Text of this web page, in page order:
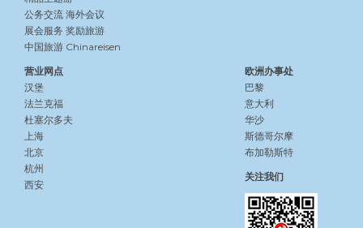
公务交流 海外会议
展会服务 奖励旅游
中国旅游 Chinareisen
营业网点
汉堡
法兰克福
杜塞尔多夫
上海
北京
杭州
西安
欧洲办事处
巴黎
意大利
华沙
斯德哥尔摩
布加勒斯特
关注我们